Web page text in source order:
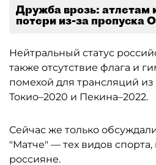
Дружба врозь: атлетам
потери из-за пропуска
Нейтральный статус
также отсутствие флага и
помехой для трансляций из
Токио–2020 и Пекина–2022.
Сейчас же только
"Матче" — тех видов спорта,
россияне.